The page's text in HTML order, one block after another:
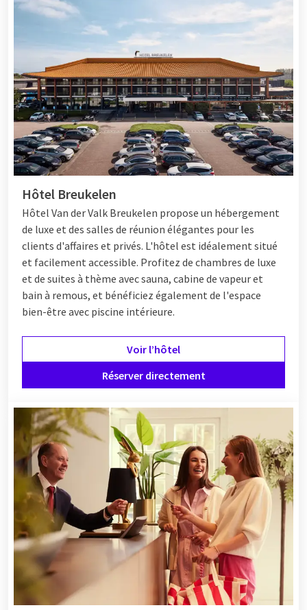
Hôtel Breukelen
Hôtel Van der Valk Breukelen propose un hébergement
de luxe et des salles de réunion élégantes pour les
clients d'affaires et privés. L'hôtel est idéalement situé
et facilement accessible. Profitez de chambres de luxe
et de suites à thème avec sauna, cabine de vapeur et
bain à remous, et bénéficiez également de l'espace
bien-être avec piscine intérieure.
Voir l’hôtel
Réserver directement